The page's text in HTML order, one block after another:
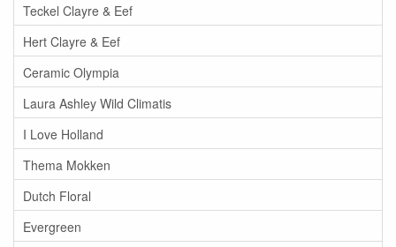
Teckel Clayre & Eef
Hert Clayre & Eef
Ceramic Olympia
Laura Ashley Wild Climatis
I Love Holland
Thema Mokken
Dutch Floral
Evergreen